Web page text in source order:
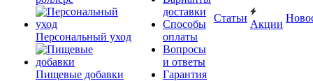
Персональный уход
Пищевые добавки
доставки
Способы
оплаты
Вопросы
и ответы
Гарантия
Статьи
Акции